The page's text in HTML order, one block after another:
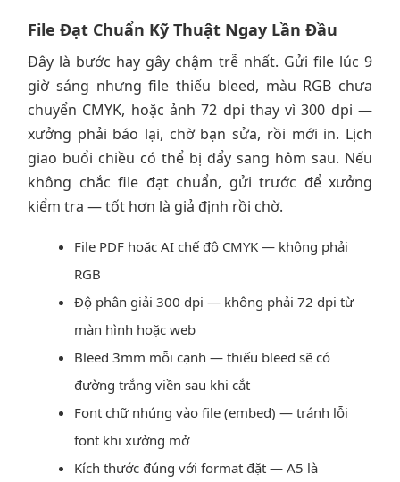
File Đạt Chuẩn Kỹ Thuật Ngay Lần Đầu
Đây là bước hay gây chậm trễ nhất. Gửi file lúc 9
giờ sáng nhưng file thiếu bleed, màu RGB chưa
chuyển CMYK, hoặc ảnh 72 dpi thay vì 300 dpi —
xưởng phải báo lại, chờ bạn sửa, rồi mới in. Lịch
giao buổi chiều có thể bị đẩy sang hôm sau. Nếu
không chắc file đạt chuẩn, gửi trước để xưởng
kiểm tra — tốt hơn là giả định rồi chờ.
File PDF hoặc AI chế độ CMYK — không phải
RGB
Độ phân giải 300 dpi — không phải 72 dpi từ
màn hình hoặc web
Bleed 3mm mỗi cạnh — thiếu bleed sẽ có
đường trắng viền sau khi cắt
Font chữ nhúng vào file (embed) — tránh lỗi
font khi xưởng mở
Kích thước đúng với format đặt — A5 là